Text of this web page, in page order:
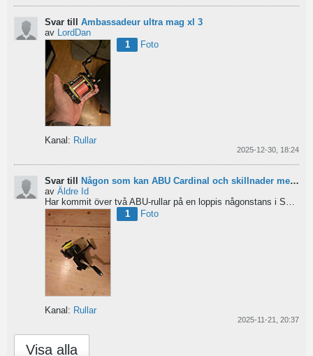
Svar till Ambassadeur ultra mag xl 3
av
LordDan
1
Foto
Kanal: Rullar
2025-12-30, 18:24
Svar till
Någon som kan ABU Cardinal och skillnader mellan äldre rullar?
av Äldre Id
Har kommit över två ABU-rullar på en loppis någonstans i Sverige. Servat själv nu. Den ena är en klassisk...
1
Foto
Kanal: Rullar
2025-11-21, 20:37
Visa alla